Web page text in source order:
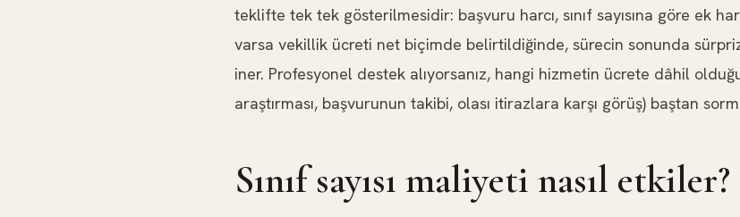
teklifte tek tek gösterilmesidir: başvuru harcı, sınıf sayısına göre ek
varsa vekillik ücreti net biçimde belirtildiğinde, sürecin sonunda
iner. Profesyonel destek alıyorsanız, hangi hizmetin ücrete dâhil
araştırması, başvurunun takibi, olası itirazlara karşı görüş) baştan
Sınıf sayısı maliyeti nasıl etkiler?